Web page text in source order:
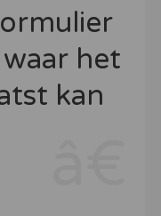
het
kan